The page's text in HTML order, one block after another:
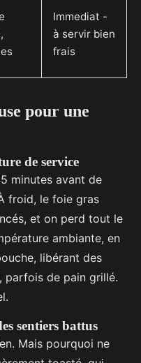
Immediat -
à servir bien
frais
pour une
de service
minutes avant de
froid, le foie gras
et on perd tout le
ambiante, en
libérant des
parfois de pain grillé.
sentiers battus
Mais pourquoi ne